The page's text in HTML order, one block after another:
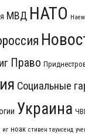
МВД НАТО
Право
Социальные
Украина
иг ноак стивен таунсенд